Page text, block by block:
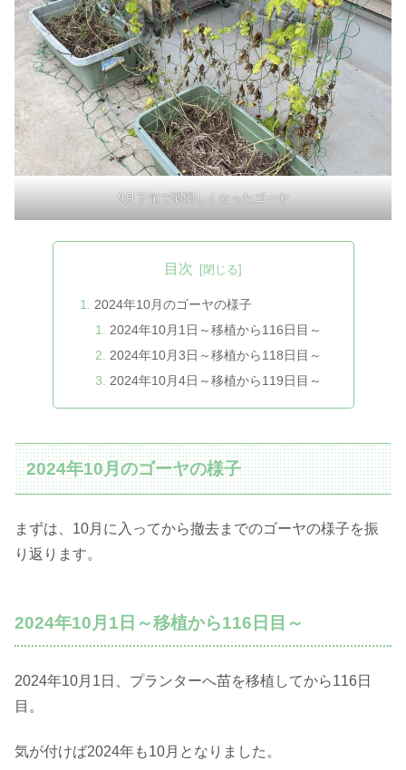
9月下旬で弱弱しくなったゴーヤ
目次
2024年10月のゴーヤの様子
2024年10月1日～移植から116日目～
2024年10月3日～移植から118日目～
2024年10月4日～移植から119日目～
2024年10月のゴーヤの様子
まずは、10月に入ってから撤去までのゴーヤの様子を振
り返ります。
2024年10月1日～移植から116日目～
2024年10月1日、プランターへ苗を移植してから116日
目。
気が付けば2024年も10月となりました。